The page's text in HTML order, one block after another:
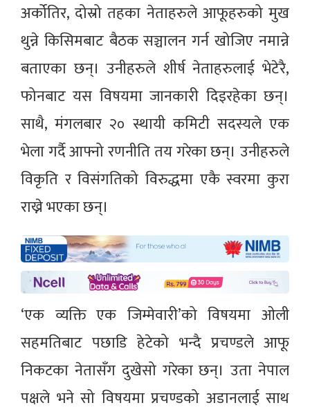
अर्कोतिर, दोस्रो तहका नेताहरुले आफूहरुको मुख
थुन्ने किसिमबाट बैठक सञ्चालन गर्न खोजिए नमान्ने
बताएका छन्। उनीहरुले शीर्ष नेताहरुलाई भेटेरै,
फोनबाट यस विषयमा जानकारी दिइरहेका छन्।
साथै, मंगलबार २० स्थायी कमिटी सदस्यले एक
भेला गर्दै आफ्नो रणनीति तय गरेका छन्। उनीहरुले
विकृति र विसंगतिको विरुद्धमा एकै स्वरमा कुरा
राख्ने भएका छन्।
‘एक व्यक्ति एक जिम्मेवारी’को विषयमा ओली
सहमतिबाट पछाडि हेटेको भन्दै प्रचण्डले आफू
निकटका नेतासँग दुखेसो गरेका छन्। उता नेपाल
पक्षले भने सो विषयमा प्रचण्डको अडानलाई साथ